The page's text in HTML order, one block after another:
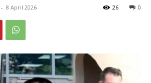
- 8 April 2026 0
26